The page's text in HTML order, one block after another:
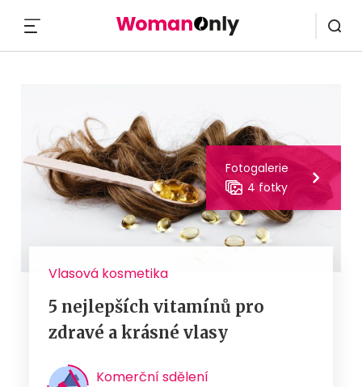
Fotogalerie
4 fotky
Vlasová kosmetika
5 nejlepších vitamínů pro
zdravé a krásné vlasy
Komerční sdělení